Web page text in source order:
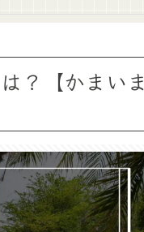
？【かまいま